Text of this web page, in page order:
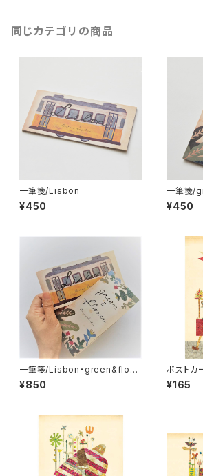
同じカテゴリの商品
一筆箋/Lisbon
¥450
一筆箋/
¥450
一筆箋/Lisbon・green&flow
er 2冊セット
¥850
ポストカ
¥165